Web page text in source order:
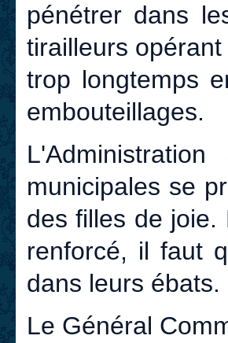
pénétrer dans
tirailleurs
trop longtemps
embouteillages.
municipales se
des filles de
renforcé, il faut
dans leurs
Le Général